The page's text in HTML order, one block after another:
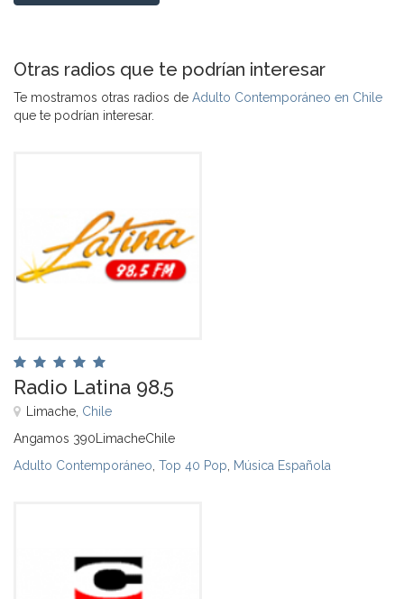
Otras radios que te podrían interesar
Te mostramos otras radios de Adulto Contemporáneo en Chile
que te podrían interesar.
Radio Latina 98.5
Limache, Chile
Angamos 390LimacheChile
Adulto Contemporáneo Top 40 Pop Música Española